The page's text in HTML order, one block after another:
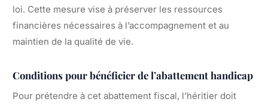
loi. Cette mesure vise à préserver les ressources
financières nécessaires à l’accompagnement et au
maintien de la qualité de vie.
Conditions pour bénéficier de l’abattement handicap
Pour prétendre à cet abattement fiscal, l’héritier doit